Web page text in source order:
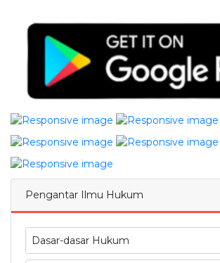
Pengantar Ilmu Hukum
Dasar-dasar Hukum